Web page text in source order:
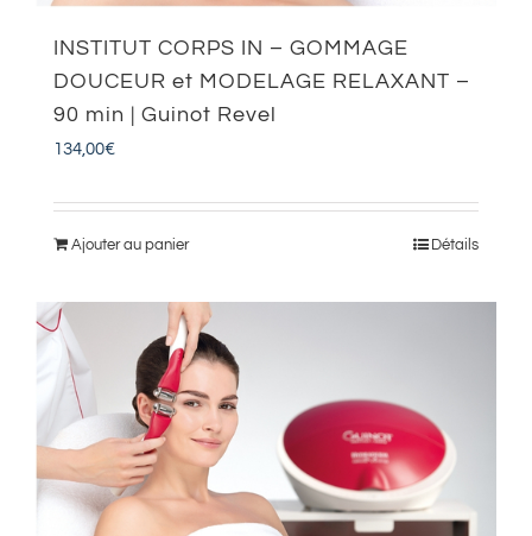
INSTITUT CORPS IN – GOMMAGE
DOUCEUR et MODELAGE RELAXANT –
90 min | Guinot Revel
134,00€
Ajouter au panier Détails